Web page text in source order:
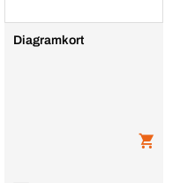
Diagramkort